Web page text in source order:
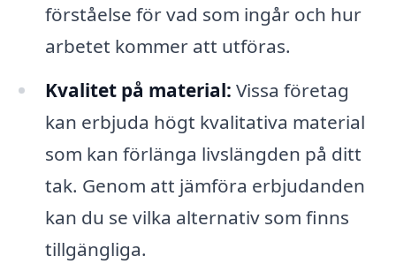
förståelse för vad som ingår och hur
arbetet kommer att utföras.
Kvalitet på material: Vissa företag
kan erbjuda högt kvalitativa material
som kan förlänga livslängden på ditt
tak. Genom att jämföra erbjudanden
kan du se vilka alternativ som finns
tillgängliga.